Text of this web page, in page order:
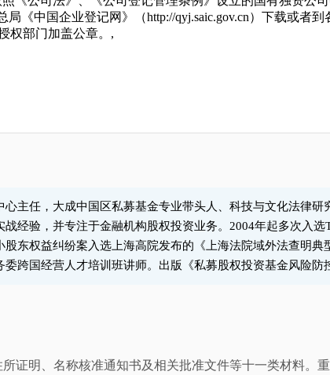
《中国企业登记网》（http://qyj.saic.gov.cn）下载或者
权部门加盖公章。,
主任，大成中国区私募基金专业带头人、科技与文化法律
经验，并专注于金融机构股权投资业务。2004年起多次入
东权益纠纷案入选上海高院发布的《上海法院域外法查明
跨国经营人才培训班讲师。出版《私募股权投资基金风险防
证明、名称核准通知书及相关批准文件等十一类材料。